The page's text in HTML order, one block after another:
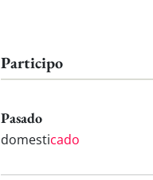
Participo
Pasado
domesticado